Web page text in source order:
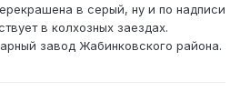
в серый, ну и по надписи
в колхозных заездах.
завод Жабинковского района.